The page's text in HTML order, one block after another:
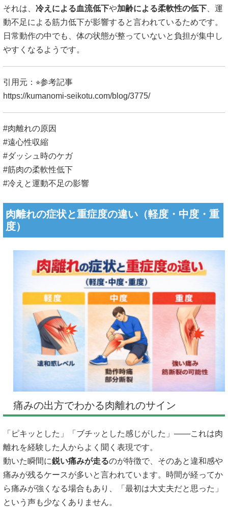
それは、 冷えによる血流低下や加齢による柔軟性の低下 、運
動不足による筋力低下が影響すると言われているためです。
日常動作の中でも、体の状態が整っていないと負担が集中し
やすくなるようです。
引用元：⭐︎参考記事
https://kumanomi-seikotu.com/blog/3775/
#肉離れの原因
#遠心性収縮
#ダッシュ時のケガ
#筋肉の柔軟性低下
#冷えと運動不足の影響
肉離れの症状と重症度の違い（軽度・中度・重
度）
痛みの出方でわかる肉離れのサイン
「ピキッとした」「ブチッとした感じがした」――これは肉
離れを経験した人からよく聞く表現です。
動いた瞬間に鋭い痛みが走るのが特徴で、そのあと違和感や
痛みが残るケースが多いと言われています。時間が経ってか
ら痛みが強くなる場合もあり、「最初は大丈夫だと思った」
という声も少なくありません。